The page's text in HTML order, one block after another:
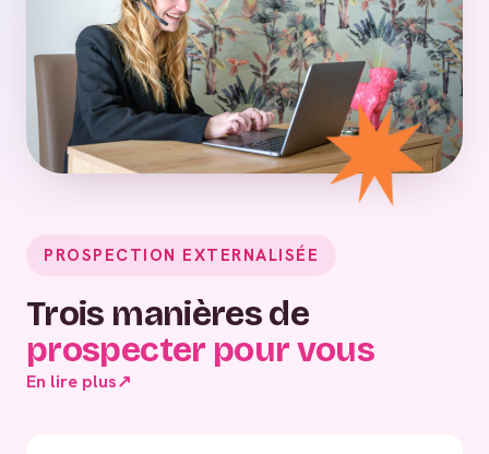
PROSPECTION EXTERNALISÉE
Trois manières de
prospecter pour vous
En lire plus↗